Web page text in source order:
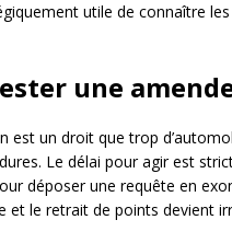
utile de connaître
une
est un droit que trop
Le délai pour agir est
déposer une requête en
et le retrait de points devient